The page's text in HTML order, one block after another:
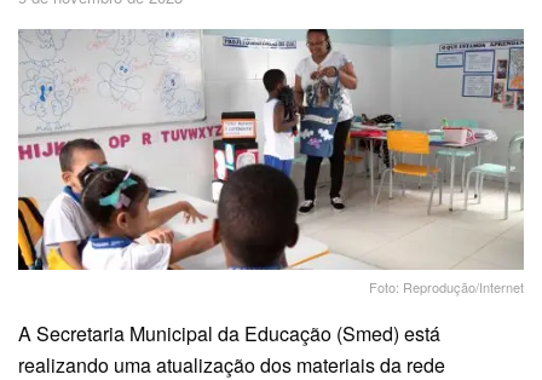
Foto: Reprodução/Internet
A Secretaria Municipal da Educação (Smed) está
realizando uma atualização dos materiais da rede